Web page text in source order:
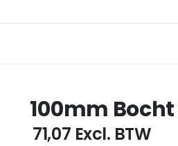
100mm Bocht
€ 71,07 Excl. BTW